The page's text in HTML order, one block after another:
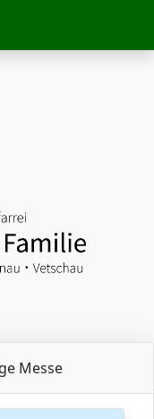
Messe